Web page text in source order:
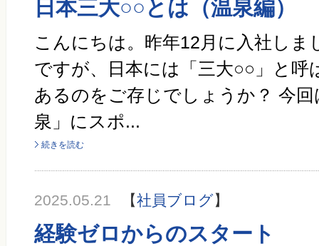
日本三大○○とは（温泉編）
こんにちは。昨年12月に入社しま
ですが、日本には「三大○○」と呼
あるのをご存じでしょうか？ 今
泉」にスポ...
続きを読む
2025.05.21 【社員ブログ】
経験ゼロからのスタート